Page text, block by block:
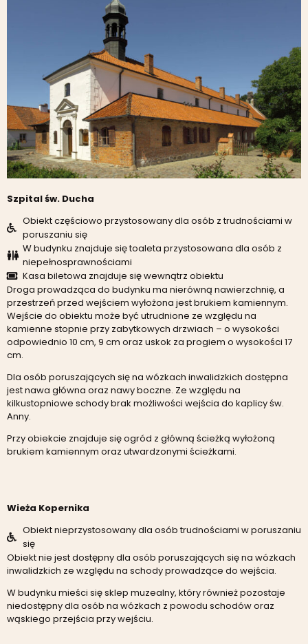
Szpital św. Ducha
Obiekt częściowo przystosowany dla osób z trudnościami w
poruszaniu się
W budynku znajduje się toaleta przystosowana dla osób z
niepełnosprawnościami
Kasa biletowa znajduje się wewnątrz obiektu
Droga prowadząca do budynku ma nierówną nawierzchnię, a
przestrzeń przed wejściem wyłożona jest brukiem kamiennym.
Wejście do obiektu może być utrudnione ze względu na
kamienne stopnie przy zabytkowych drzwiach – o wysokości
odpowiednio 10 cm, 9 cm oraz uskok za progiem o wysokości 17
cm.
Dla osób poruszających się na wózkach inwalidzkich dostępna
jest nawa główna oraz nawy boczne. Ze względu na
kilkustopniowe schody brak możliwości wejścia do kaplicy św.
Anny.
Przy obiekcie znajduje się ogród z główną ścieżką wyłożoną
brukiem kamiennym oraz utwardzonymi ścieżkami.
Wieża Kopernika
Obiekt nieprzystosowany dla osób trudnościami w poruszaniu
się
Obiekt nie jest dostępny dla osób poruszających się na wózkach
inwalidzkich ze względu na schody prowadzące do wejścia.
W budynku mieści się sklep muzealny, który również pozostaje
niedostępny dla osób na wózkach z powodu schodów oraz
wąskiego przejścia przy wejściu.